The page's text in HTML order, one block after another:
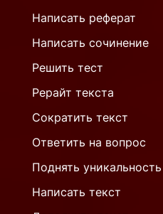
Написать реферат
Написать сочинение
Решить тест
Рерайт текста
Сократить текст
Ответить на вопрос
Поднять уникальность
Написать текст